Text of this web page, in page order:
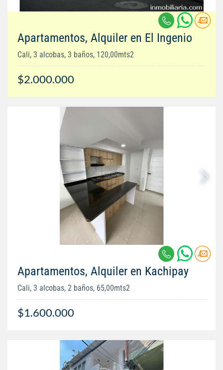
Apartamentos, Alquiler en El Ingenio
Cali, 3 alcobas, 3 baños, 120,00mts2
$2.000.000
Apartamentos, Alquiler en Kachipay
Cali, 3 alcobas, 2 baños, 65,00mts2
$1.600.000